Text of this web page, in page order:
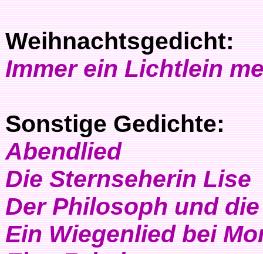
Weihnachtsgedicht:
Immer ein Lichtlein
Sonstige Gedichte:
Abendlied
Die Sternseherin Lise
Der Philosoph und
Ein Wiegenlied bei